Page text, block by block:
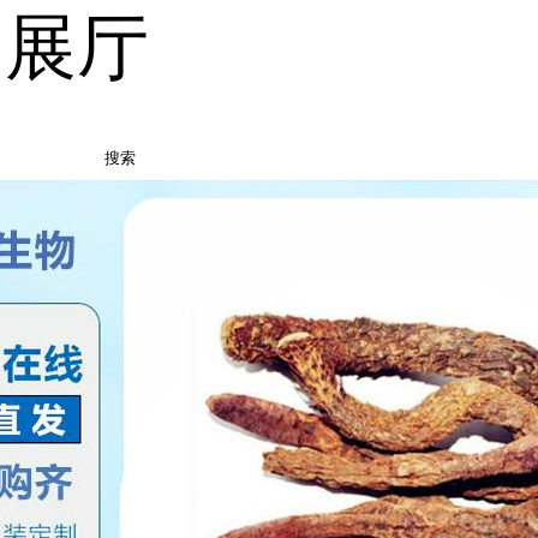
厅
搜索